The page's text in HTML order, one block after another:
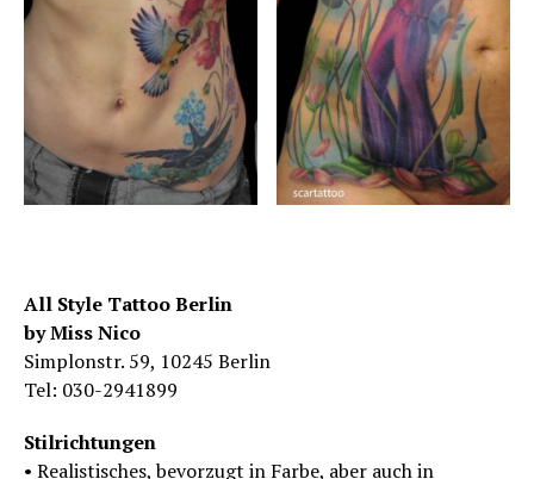
All Style Tattoo Berlin
by Miss Nico
Simplonstr. 59, 10245 Berlin
Tel: 030-2941899
Stilrichtungen
­• Realistisches, bevorzugt in Farbe, aber auch in